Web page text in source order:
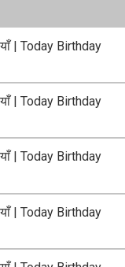
| Today Birthday
| Today Birthday
| Today Birthday
| Today Birthday